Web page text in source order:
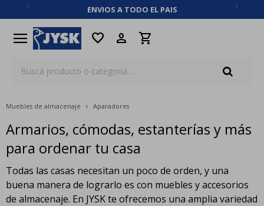
ENVIOS A TODO EL PAIS
menu favorite
Muebles de almacenaje Aparadores
Armarios, cómodas, estanterías y más
para ordenar tu casa
Todas las casas necesitan un poco de orden, y una
buena manera de lograrlo es con muebles y accesorios
de almacenaje. En JYSK te ofrecemos una amplia variedad
close